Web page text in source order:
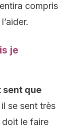
compris
je
sent que
il se sent très
doit le faire